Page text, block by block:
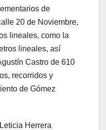
de
20 de Noviembre,
lineales, como la
lineales, así
Castro de 610
recorridos y
de Gómez
Herrera